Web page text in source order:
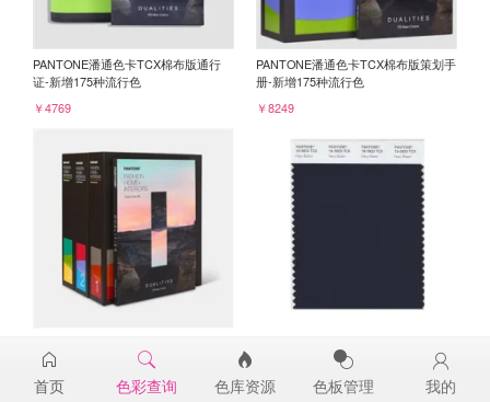
PANTONE潘通色卡TCX棉布版通行
证-新增175种流行色
￥4769
PANTONE潘通色卡TCX棉布版策划手
册-新增175种流行色
￥8249
新增175种流行色
￥23450
￥120
首页 色彩查询 色库资源 色板管理 我的